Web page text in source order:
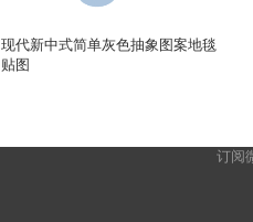
现代新中式简单灰色抽象图案地毯
贴图
订阅